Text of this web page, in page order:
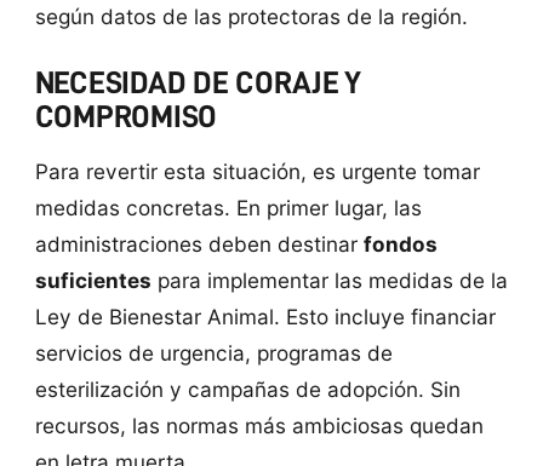
según datos de las protectoras de la región.
NECESIDAD DE CORAJE Y
COMPROMISO
Para revertir esta situación, es urgente tomar
medidas concretas. En primer lugar, las
administraciones deben destinar fondos
suficientes para implementar las medidas de la
Ley de Bienestar Animal. Esto incluye financiar
servicios de urgencia, programas de
esterilización y campañas de adopción. Sin
recursos, las normas más ambiciosas quedan